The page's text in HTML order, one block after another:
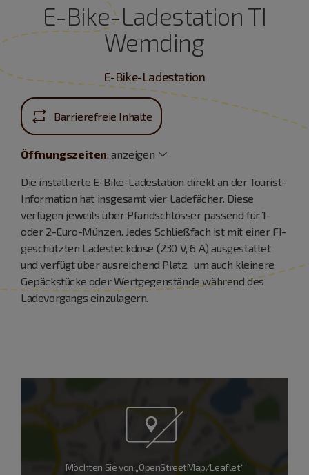
E-Bike-Ladestation TI
Wemding
E-Bike-Ladestation
Barrierefreie Inhalte
Öffnungszeiten:anzeigen
Die installierte E-Bike-Ladestation direkt an der Tourist-
Information hat insgesamt vier Ladefächer. Diese
verfügen jeweils über Pfandschlösser passend für 1-
oder 2-Euro-Münzen. Jedes Schließfach ist mit einer FI-
geschützten Ladesteckdose (230 V, 6 A) ausgestattet
und verfügt über ausreichend Platz, um auch kleinere
Gepäckstücke oder Wertgegenstände während des
Ladevorgangs einzulagern.
Möchten Sie von „OpenStreetMap/Leaflet“